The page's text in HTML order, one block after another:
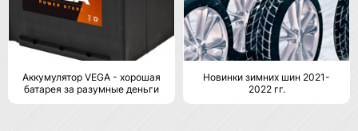
Аккумулятор VEGA - хорошая
батарея за разумные деньги
Новинки зимних шин 2021-
2022 гг.